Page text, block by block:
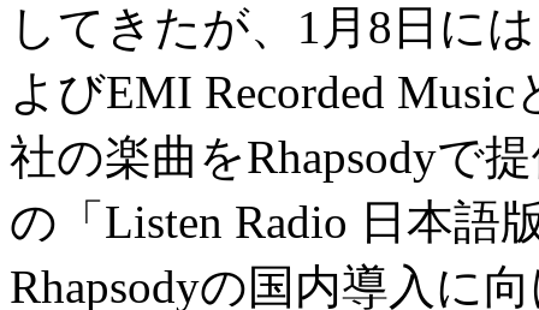
してきたが、1月8日に
よびEMI Recorded
社の楽曲をRhapsodyで
の「Listen Radio 日本語
Rhapsodyの国内導入に